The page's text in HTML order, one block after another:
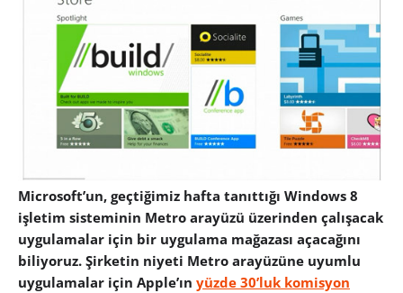
Microsoft’un, geçtiğimiz hafta tanıttığı Windows 8
işletim sisteminin Metro arayüzü üzerinden çalışacak
uygulamalar için bir uygulama mağazası açacağını
biliyoruz. Şirketin niyeti Metro arayüzüne uyumlu
uygulamalar için Apple’ın yüzde 30’luk komisyon